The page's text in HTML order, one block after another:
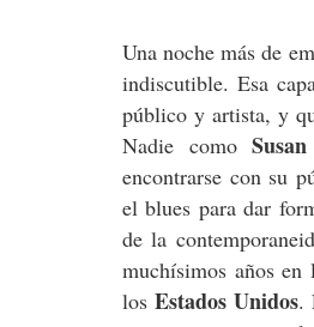
Una noche más de
indiscutible.Esa
público y artista, y
Nadie como
encontrarse con su
el blues para dar
de la
muchísimos años en
losEstados Unidos.